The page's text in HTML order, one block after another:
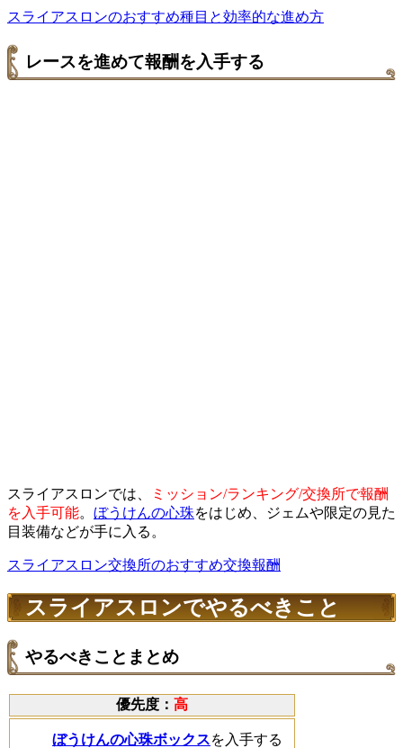
スライアスロンのおすすめ種目と効率的な進め方
レースを進めて報酬を入手する
スライアスロンでは、
ミッション/ランキング/交換所で報酬
を入手可能。 ぼうけんの心珠をはじめ、ジェムや限定の見た
目装備などが手に入る。
スライアスロン交換所のおすすめ交換報酬
スライアスロンでやるべきこと
やるべきことまとめ
優先度： 高
ぼうけんの心珠ボックスを入手する